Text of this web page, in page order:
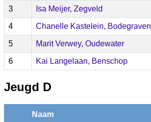
3 Isa Meijer, Zegveld
4 Chanelle Kastelein, Bodegraven
5 Marit Verwey, Oudewater
6 Kai Langelaan, Benschop
Jeugd D
Naam